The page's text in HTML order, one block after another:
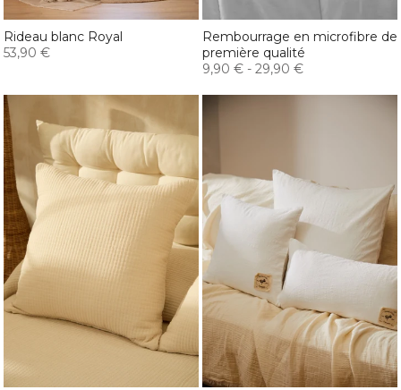
Rideau blanc Royal
53,90 €
Rembourrage en microfibre de
première qualité
9,90 € - 29,90 €